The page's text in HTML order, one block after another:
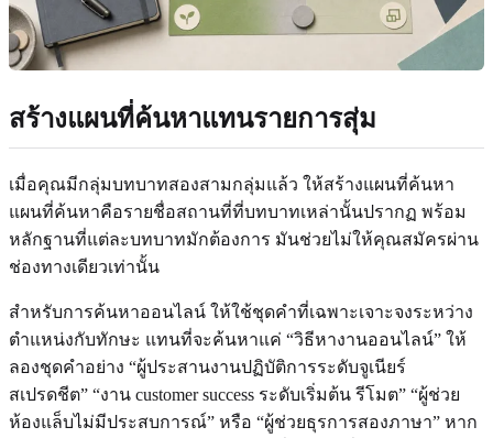
สร้างแผนที่ค้นหาแทนรายการสุ่ม
เมื่อคุณมีกลุ่มบทบาทสองสามกลุ่มแล้ว ให้สร้างแผนที่ค้นหา
แผนที่ค้นหาคือรายชื่อสถานที่ที่บทบาทเหล่านั้นปรากฏ พร้อม
หลักฐานที่แต่ละบทบาทมักต้องการ มันช่วยไม่ให้คุณสมัครผ่าน
ช่องทางเดียวเท่านั้น
สำหรับการค้นหาออนไลน์ ให้ใช้ชุดคำที่เฉพาะเจาะจงระหว่าง
ตำแหน่งกับทักษะ แทนที่จะค้นหาแค่ “วิธีหางานออนไลน์” ให้
ลองชุดคำอย่าง “ผู้ประสานงานปฏิบัติการระดับจูเนียร์
สเปรดชีต” “งาน customer success ระดับเริ่มต้น รีโมต” “ผู้ช่วย
ห้องแล็บไม่มีประสบการณ์” หรือ “ผู้ช่วยธุรการสองภาษา” หาก